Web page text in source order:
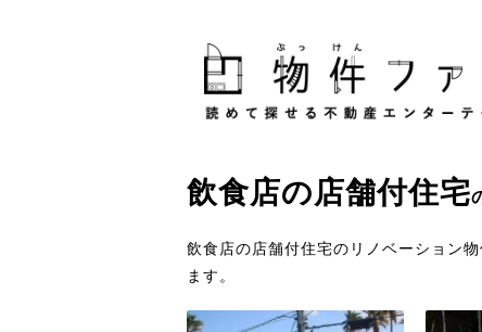
飲食店の店舗付住宅
飲食店の店舗付住宅のリノベーション
ます。